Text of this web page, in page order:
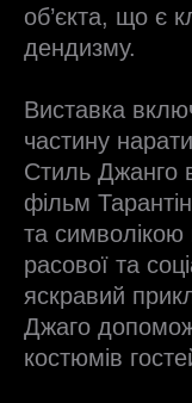
об’єкта, що є
дендизму.
Виставка
частину
Стиль Джанго
фільм
та
расової та
яскравий
Джаго
костюмів